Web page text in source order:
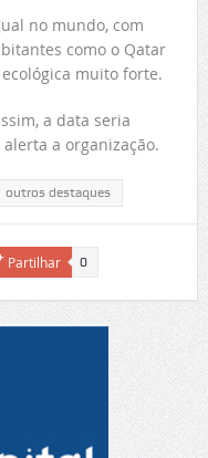
no mundo, com
como o Qatar
muito forte.
a data seria
a organização.
outros destaques
Partilhar 0